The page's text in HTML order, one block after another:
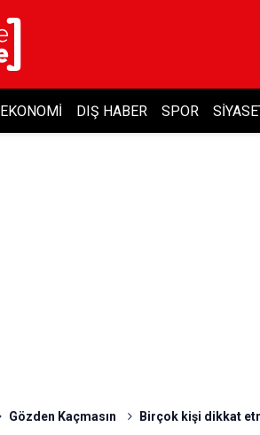
EKONOMI DIŞ HABER SPOR
Gözden Kaçmasın Birçok kişi dikkat